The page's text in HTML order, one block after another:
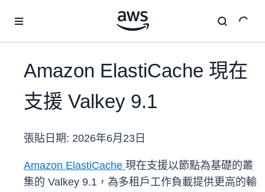
Amazon ElastiCache 現在
支援 Valkey 9.1
張貼日期: 2026年6月23日
Amazon ElastiCache 現在支援以節點為基礎的叢
集的 Valkey 9.1，為多租戶工作負載提供更高的輸